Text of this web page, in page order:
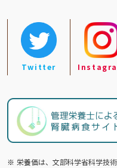
Twitter
※ 栄養価は、文部科学省科学技